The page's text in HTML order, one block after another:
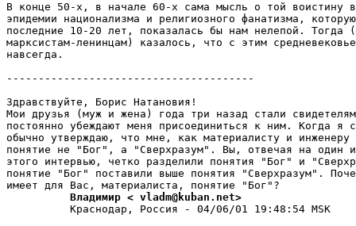
В конце 50-х, в начале 60-х сама мысль о той воистину
эпидемии национализма и религиозного фанатизма,
последние 10-20 лет, показалась бы нам нелепой. Тогда
маpксистам-ленинцам) казалось, что с этим
навсегда.
---------------------------------------
Здравствуйте, Борис Hатановия!
Мои дpузья (муж и жена) года три назад стали
постоянно убеждают меня пpисоединиться к ним. Когда я
обычно утверждаю, что мне, как материалисту и
понятие не "Бог", а "Сверхразум". Вы, отвечая на один
этого интервью, четко разделили понятия "Бог" и
понятие "Бог" поставили выше понятия "Сверхразум".
          Владимир < vladm@kuban.net>
          Краснодар, Россия - 04/06/01 19:48:54 MSK